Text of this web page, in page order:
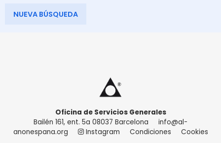
NUEVA BÚSQUEDA
Oficina de Servicios Generales
Bailén 161, ent. 5a 08037 Barcelona
info@al-
anonespana.org
Instagram Condiciones Cookies